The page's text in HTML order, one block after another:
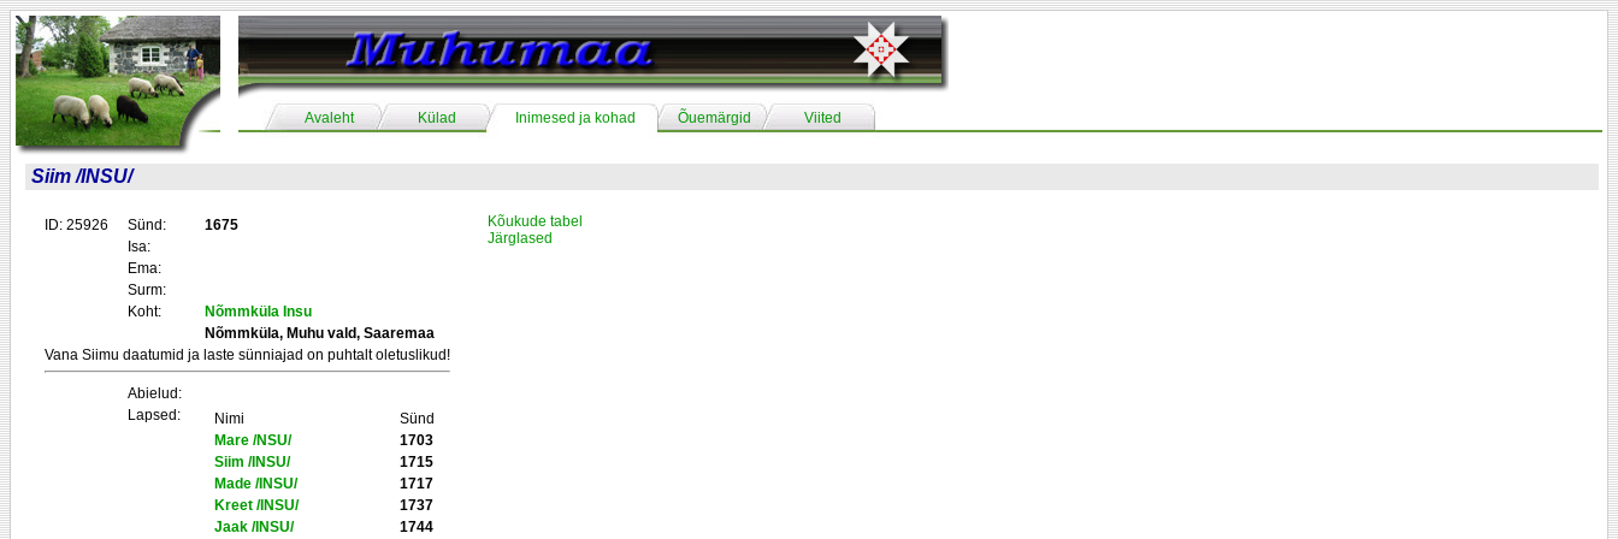
Avaleht Külad Inimesed ja kohad Õuemärgid Viited
Siim /INSU/
ID: 25926 Sünd:
1675
Isa:
Ema:
Surm:
Koht:
Nõmmküla Insu
Nõmmküla, Muhu vald, Saaremaa
Vana Siimu daatumid ja laste sünniajad on puhtalt oletuslikud!
Abielud:
Lapsed:
Nimi
Sünd
Mare /NSU/
1703
Siim /INSU/
1715
Made /INSU/
1717
Kreet /INSU/
1737
Jaak /INSU/
1744
Kõukude tabel
Järglased